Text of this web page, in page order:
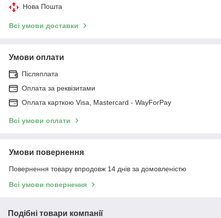
Нова Пошта
Всі умови доставки
Умови оплати
Післяплата
Оплата за реквізитами
Оплата карткою Visa, Mastercard - WayForPay
Всі умови оплати
Умови повернення
Повернення товару впродовж 14 днів за домовленістю
Всі умови повернення
Подібні товари компанії